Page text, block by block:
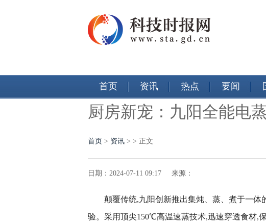
首页 资讯 热点 要闻
厨房新宠：九阳全能电
首页 > 资讯 > > 正文
日期：2024-07-11 09:17 来源：
颠覆传统,九阳创新推出集炖、蒸、煮于一
验。采用顶尖150℃高温速蒸技术,迅速穿透食材,